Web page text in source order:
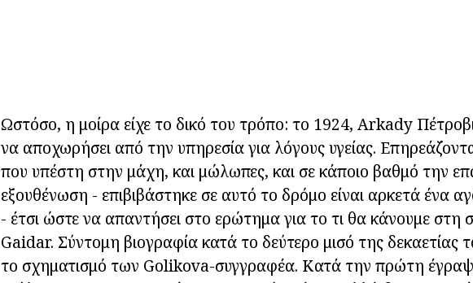
Ωστόσο, η μοίρα είχε το δικό του τρόπο: το 1924, Arkady
να αποχωρήσει από την υπηρεσία για λόγους υγείας.
που υπέστη στην μάχη, και μώλωπες, και σε κάποιο βαθμό την
εξουθένωση - επιβιβάστηκε σε αυτό το δρόμο είναι αρκετά ένα
- έτσι ώστε να απαντήσει στο ερώτημα για το τι θα κάνουμε στη
Gaidar. Σύντομη βιογραφία κατά το δεύτερο μισό της δεκαετίας
το σχηματισμό των Golikova-συγγραφέα. Κατά την πρώτη